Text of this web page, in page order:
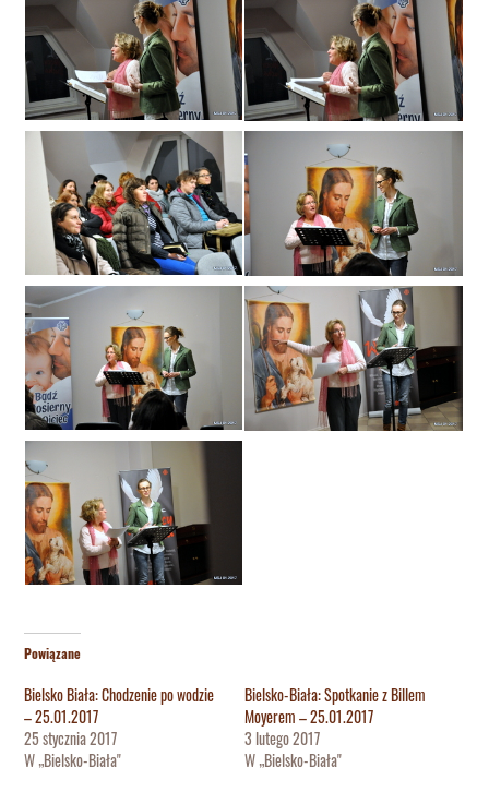
Powiązane
Bielsko Biała: Chodzenie po wodzie
– 25.01.2017
25 stycznia 2017
W „Bielsko-Biała"
Bielsko-Biała: Spotkanie z Billem
Moyerem – 25.01.2017
3 lutego 2017
W „Bielsko-Biała"